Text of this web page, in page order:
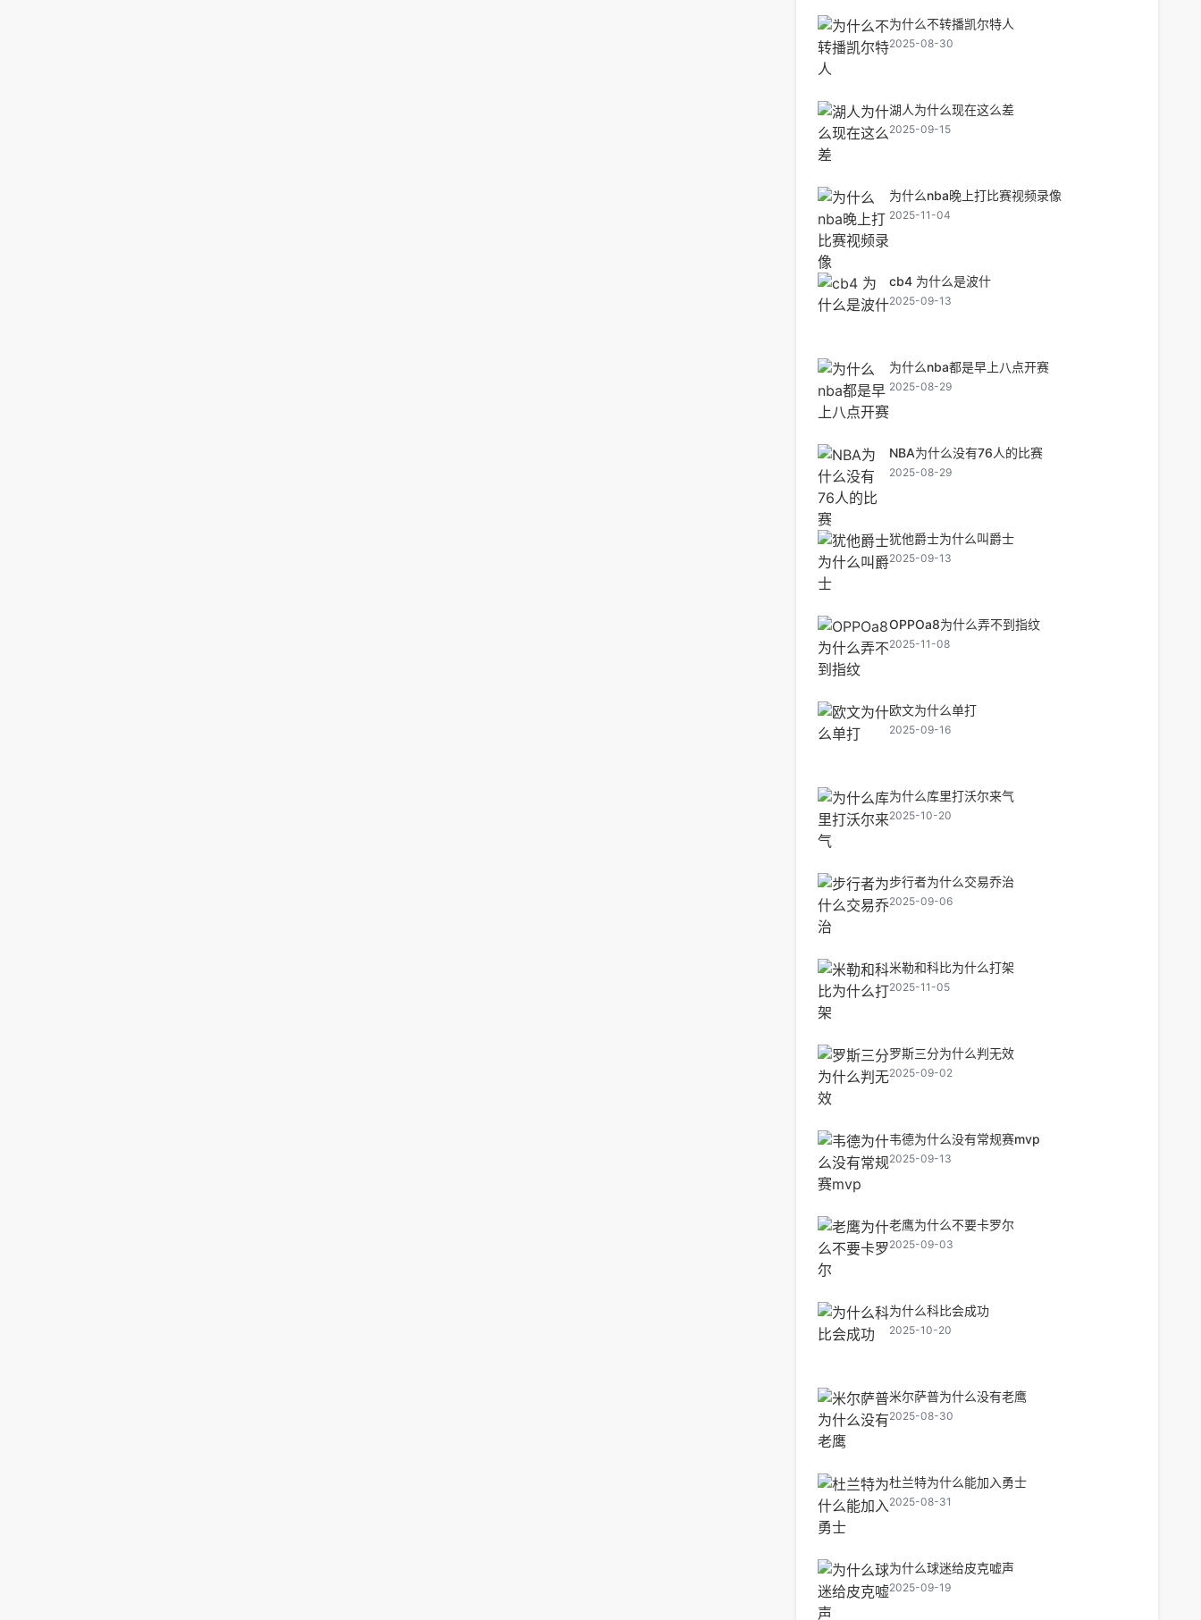
为什么不转播凯尔特人
2025-08-30
湖人为什么现在这么差
2025-09-15
为什么nba晚上打比赛视频录像
2025-11-04
cb4 为什么是波什
2025-09-13
为什么nba都是早上八点开赛
2025-08-29
NBA为什么没有76人的比赛
2025-08-29
犹他爵士为什么叫爵士
2025-09-13
OPPOa8为什么弄不到指纹
2025-11-08
欧文为什么单打
2025-09-16
为什么库里打沃尔来气
2025-10-20
步行者为什么交易乔治
2025-09-06
米勒和科比为什么打架
2025-11-05
罗斯三分为什么判无效
2025-09-02
韦德为什么没有常规赛mvp
2025-09-13
老鹰为什么不要卡罗尔
2025-09-03
为什么科比会成功
2025-10-20
米尔萨普为什么没有老鹰
2025-08-30
杜兰特为什么能加入勇士
2025-08-31
为什么球迷给皮克嘘声
2025-09-19